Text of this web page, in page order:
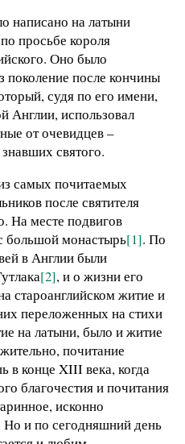
написано на латыни
просьбе короля
Оно было
поколение после кончины
судя по его имени,
Англии, использовал
от очевидцев –
святого.
самых почитаемых
после святителя
На месте подвигов
большой монастырь[1]. По
в Англии были
[2], и о жизни его
староанглийском житие и
переложенных на стихи
на латыни, было и житие
почитание
в конце XIII века, когда
благочестия и почитания
исконно
Но и по сегодняшний день